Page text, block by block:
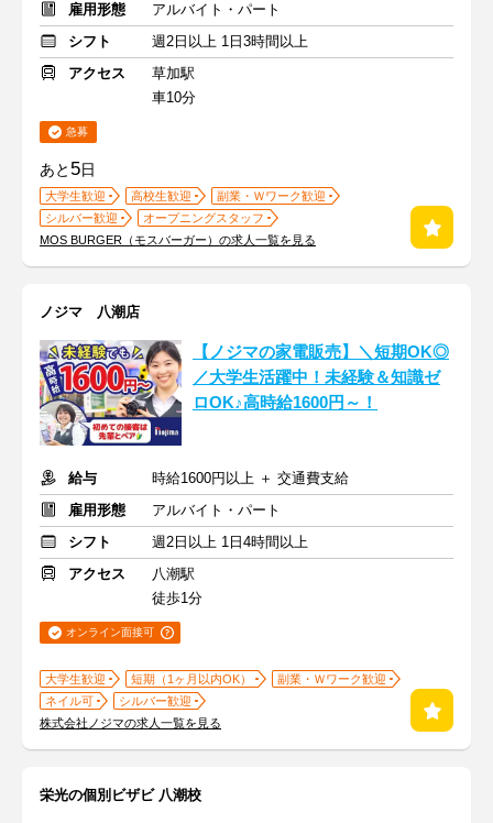
雇用形態
アルバイト・パート
シフト
週2日以上 1日3時間以上
アクセス
草加駅
車10分
急募
あと 5日
大学生歓迎 高校生歓迎
副業・Ｗワーク歓迎
シルバー歓迎
オープニングスタッフ
MOS BURGER（モスバーガー）の求人一覧を見る
ノジマ 八潮店
【ノジマの家電販売】＼短期OK◎
／大学生活躍中！未経験＆知識ゼ
ロOK♪高時給1600円～！
給与
時給1600円以上 ＋ 交通費支給
雇用形態
アルバイト・パート
シフト
週2日以上 1日4時間以上
アクセス
八潮駅
徒歩1分
オンライン面接可
大学生歓迎 短期（1ヶ月以内OK）
副業・Ｗワーク歓迎
ネイル可
シルバー歓迎
株式会社ノジマの求人一覧を見る
栄光の個別ビザビ 八潮校